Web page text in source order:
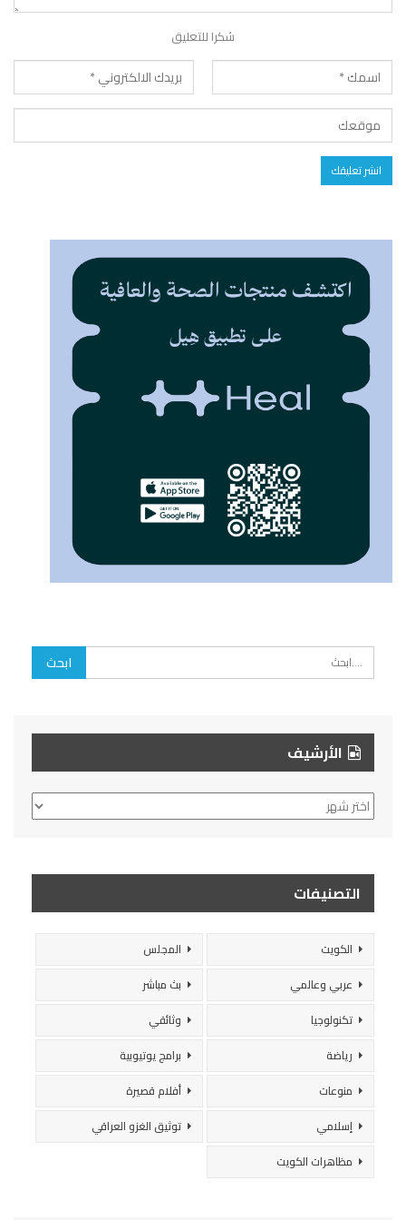
شكرا للتعليق
الأرشيف
الأرشيف
التصنيفات
الكويت
المجلس
عربي وعالمي
بث مباشر
تكنولوجيا
وثائقي
رياضة
برامج يوتيوبية
منوعات
أفلام قصيرة
إسلامي
توثيق الغزو العراقي
مظاهرات الكويت